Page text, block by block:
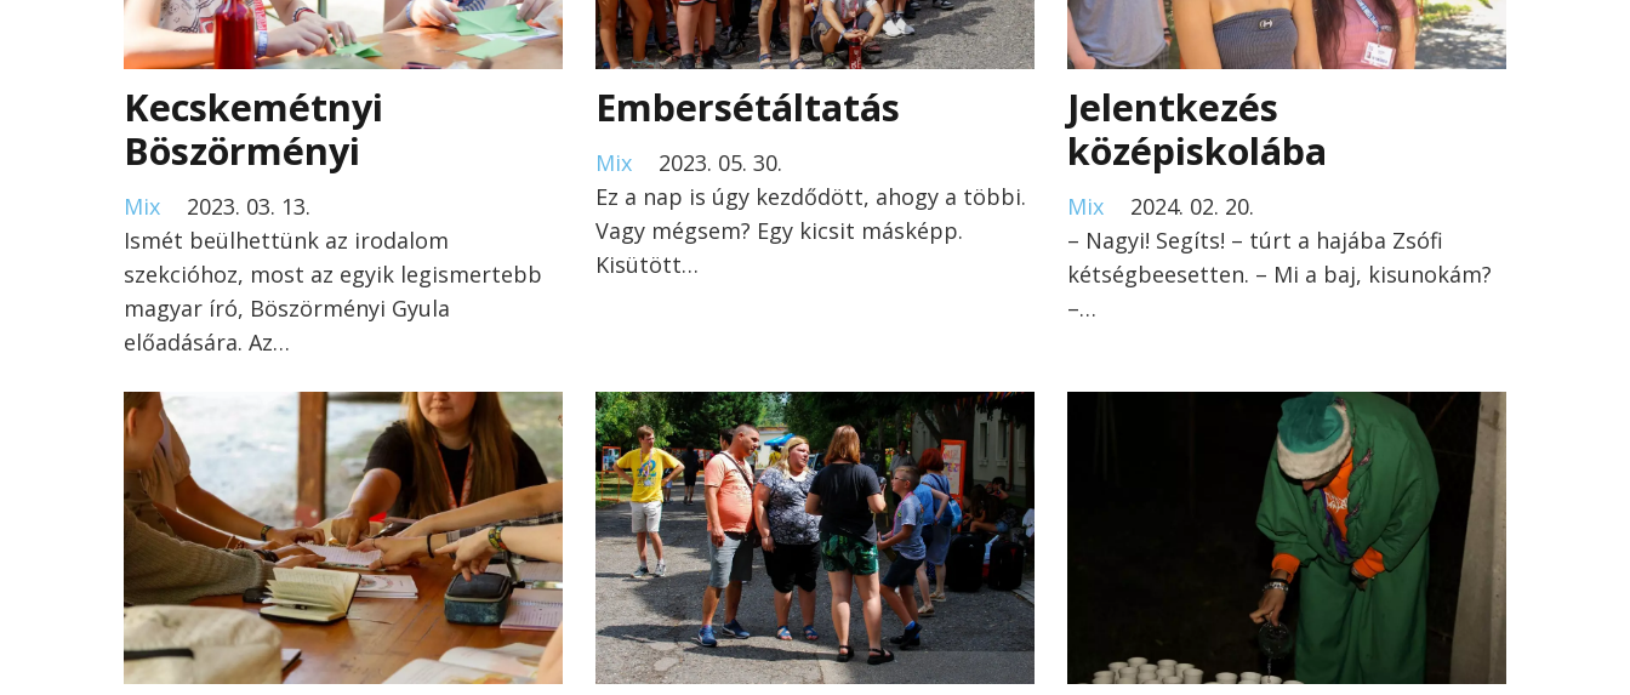
Kecskemétnyi
Böszörményi
Mix
2023. 03. 13.
Ismét beülhettünk az irodalom
szekcióhoz, most az egyik legismertebb
magyar író, Böszörményi Gyula
előadására. Az…
Embersétáltatás
Mix
2023. 05. 30.
Ez a nap is úgy kezdődött, ahogy a többi.
Vagy mégsem? Egy kicsit másképp.
Kisütött…
Jelentkezés
középiskolába
Mix
2024. 02. 20.
– Nagyi! Segíts! – túrt a hajába Zsófi
kétségbeesetten. – Mi a baj, kisunokám?
–…